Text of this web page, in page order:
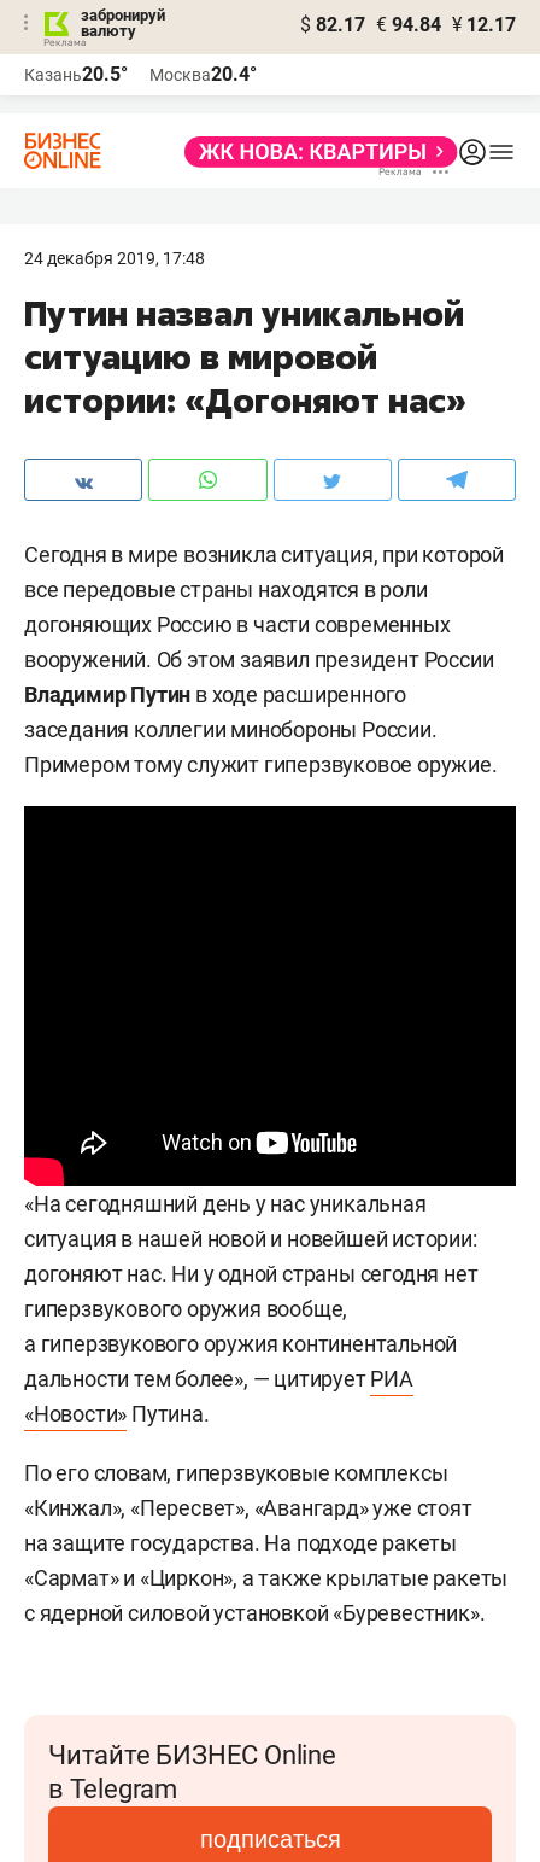
забронируй
валюту
$ 82.17 € 94.84 ¥ 12.17
Казань20.5° Москва20.4°
24 декабря 2019, 17:48
Путин назвал уникальной
ситуацию в мировой
истории: «Догоняют нас»
Сегодня в мире возникла ситуация, при которой
все передовые страны находятся в роли
догоняющих Россию в части современных
вооружений. Об этом заявил президент России
Владимир Путин в ходе расширенного
заседания коллегии минобороны России.
Примером тому служит гиперзвуковое оружие.
«На сегодняшний день у нас уникальная
ситуация в нашей новой и новейшей истории:
догоняют нас. Ни у одной страны сегодня нет
гиперзвукового оружия вообще,
а гиперзвукового оружия континентальной
дальности тем более», — цитируетРИА
«Новости» Путина.
По его словам, гиперзвуковые комплексы
«Кинжал», «Пересвет», «Авангард» уже стоят
на защите государства. На подходе ракеты
«Сармат» и «Циркон», а также крылатые ракеты
с ядерной силовой установкой «Буревестник».
Читайте БИЗНЕС Online
в Telegram
подписаться